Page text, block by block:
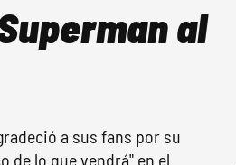
al
a sus fans por su
de lo que vendrá" en el